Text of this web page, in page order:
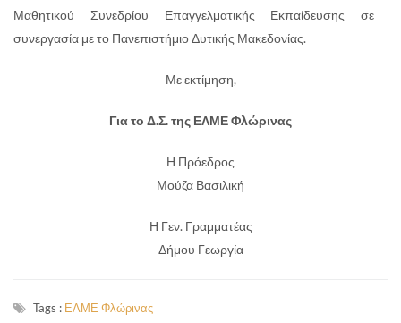
Μαθητικού Συνεδρίου Επαγγελματικής Εκπαίδευσης σε
συνεργασία με το Πανεπιστήμιο Δυτικής Μακεδονίας.
Με εκτίμηση,
Για το Δ.Σ. της ΕΛΜΕ Φλώρινας
Η Πρόεδρος
Μούζα Βασιλική
Η Γεν. Γραμματέας
Δήμου Γεωργία
Tags : ΕΛΜΕ Φλώρινας